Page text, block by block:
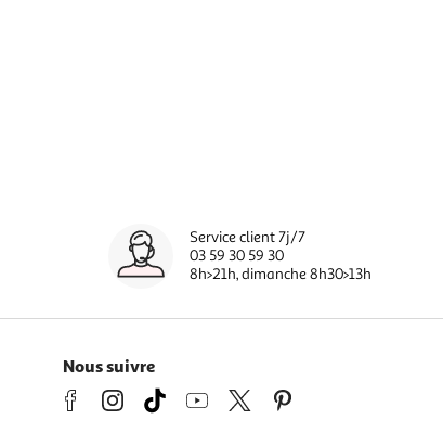
Service client 7j/7
03 59 30 59 30
8h>21h, dimanche 8h30>13h
Nous suivre